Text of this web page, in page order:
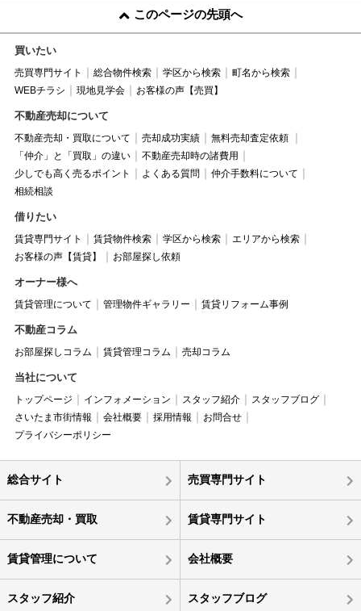
このページの先頭へ
買いたい
売買専門サイト 総合物件検索 学区から検索
町名から検索
WEBチラシ
現地見学会 お客様の声【売買】
不動産売却について
不動産売却・買取について 売却成功実績
無料売却査定依頼
「仲介」と「買取」の違い
不動産売却時の諸費用
少しでも高く売るポイント
よくある質問
仲介手数料について
相続相談
借りたい
賃貸専門サイト 賃貸物件検索 学区から検索
エリアから検索
お客様の声【賃貸】
お部屋探し依頼
オーナー様へ
賃貸管理について 管理物件ギャラリー 賃貸リフォーム事例
不動産コラム
お部屋探しコラム 賃貸管理コラム 売却コラム
当社について
トップページ インフォメーション スタッフ紹介
スタッフブログ
さいたま市街情報
会社概要 採用情報
お問合せ
プライバシーポリシー
総合サイト 売買専門サイト
不動産売却・買取 賃貸専門サイト
賃貸管理について 会社概要
スタッフ紹介 スタッフブログ